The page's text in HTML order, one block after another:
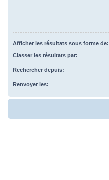
Afficher les résultats sous forme de:
Classer les résultats par:
Rechercher depuis:
Renvoyer les: